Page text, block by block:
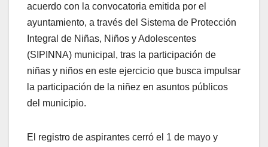
acuerdo con la convocatoria emitida por el
ayuntamiento, a través del Sistema de Protección
Integral de Niñas, Niños y Adolescentes
(SIPINNA) municipal, tras la participación de
niñas y niños en este ejercicio que busca impulsar
la participación de la niñez en asuntos públicos
del municipio.
El registro de aspirantes cerró el 1 de mayo y